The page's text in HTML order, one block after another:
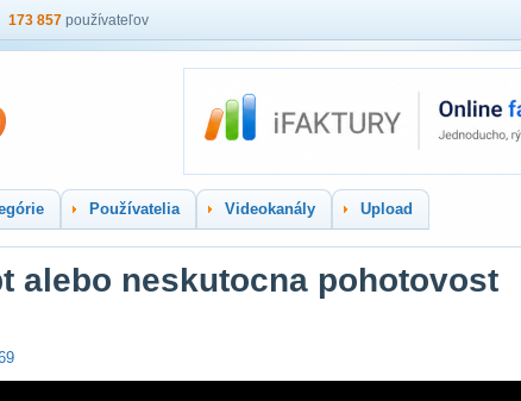
173 857 používateľov
Používatelia Videokanály Upload
alebo neskutocna pohotovost